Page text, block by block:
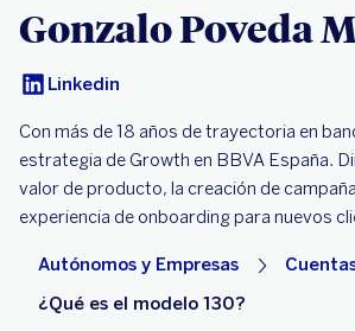
Gonzalo Poveda
Linkedin
Con más de 18 años de trayectoria en
estrategia de Growth en BBVA España.
valor de producto, la creación de
experiencia de onboarding para nuevos
Autónomos y Empresas
¿Qué es el modelo 130?